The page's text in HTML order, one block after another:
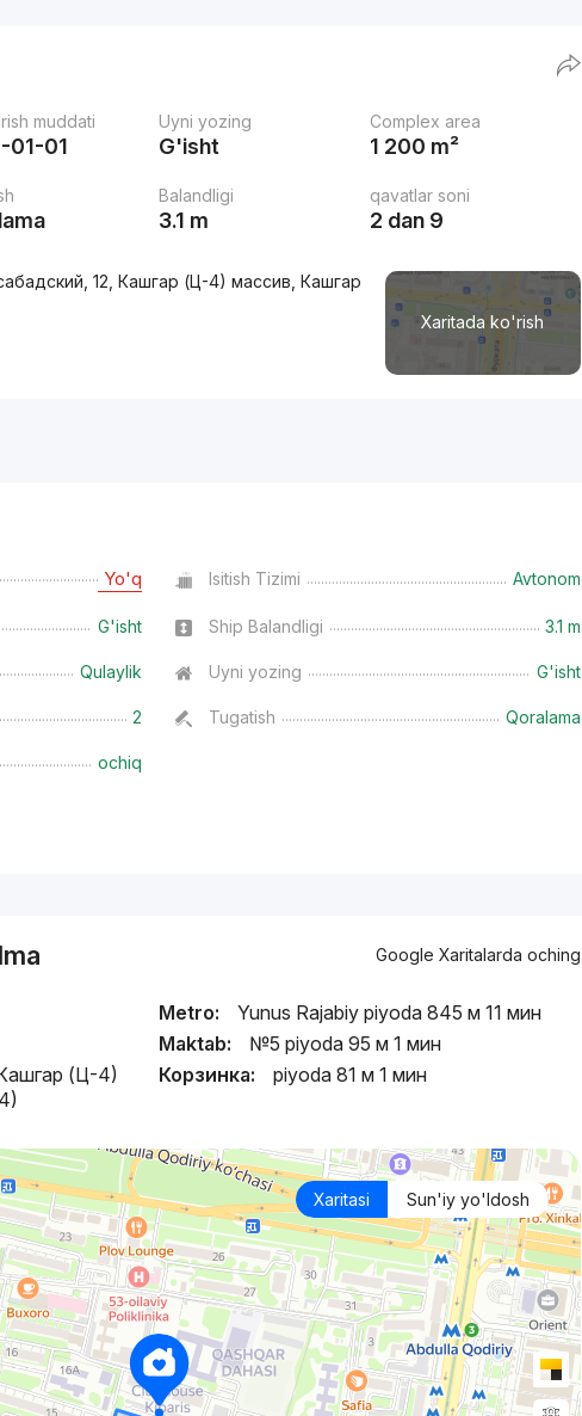
muddati
01-01
Uyni yozing
G'isht
Complex area
1 200 m²
Balandligi
3.1 m
qavatlar soni
2 dan 9
Xaritada ko'rish
12, Кашгар (Ц-4) массив, Кашгар
Yo'q Isitish Tizimi Avtonom
G'isht Ship Balandligi 3.1 m
Qulaylik Uyni yozing G'isht
2 Tugatish Qoralama
ochiq
Google Xaritalarda oching
(Ц-4)
Metro:
Yunus Rajabiy piyoda 845 м 11 мин
Maktab:
№5 piyoda 95 м 1 мин
Корзинка:
piyoda 81 м 1 мин
Xaritasi Sun'iy yo'ldosh